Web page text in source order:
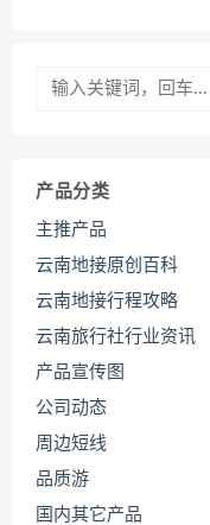
产品分类
主推产品
云南地接原创百科
云南地接行程攻略
云南旅行社行业资讯
产品宣传图
公司动态
周边短线
品质游
国内其它产品